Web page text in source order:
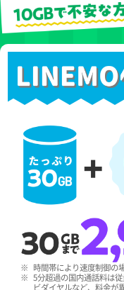
※ 時間帯により速度制御の
※ 5分超過の国内通話料は
ビダイヤルなど、料金が